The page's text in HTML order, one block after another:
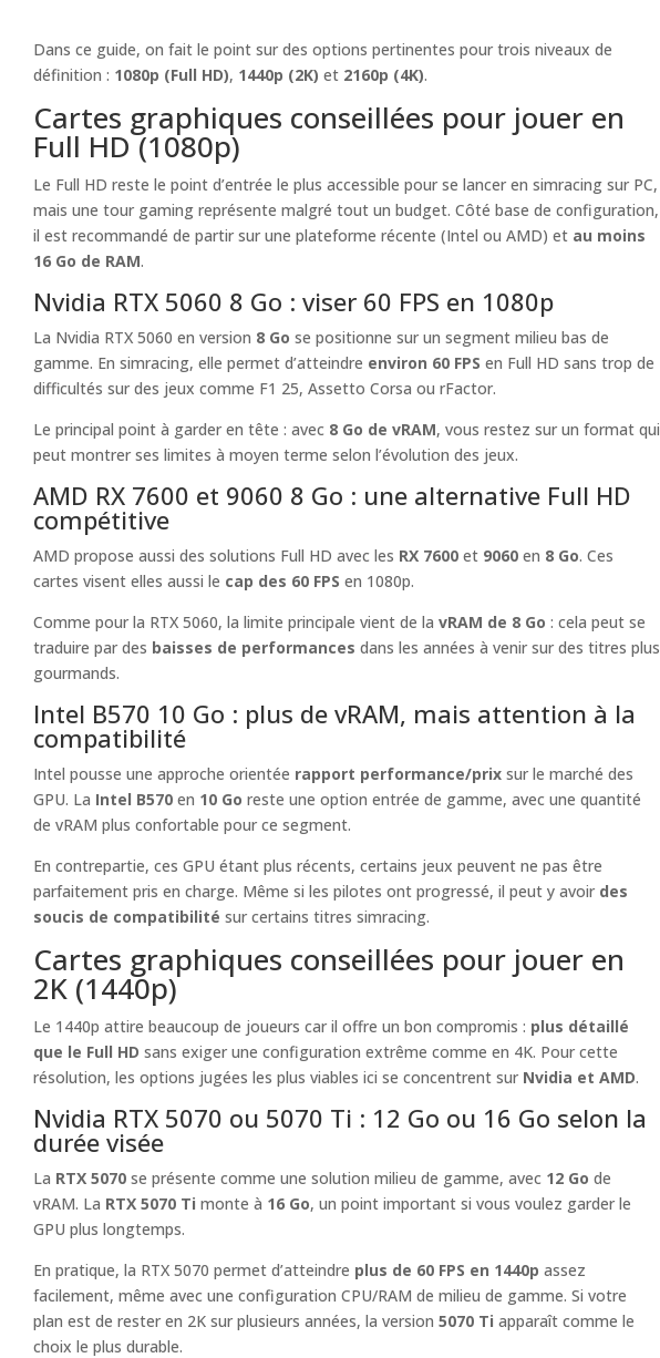
Dans ce guide, on fait le point sur des options pertinentes pour trois niveaux de
définition : 1080p (Full HD), 1440p (2K) et 2160p (4K).
Cartes graphiques conseillées pour jouer en
Full HD (1080p)
Le Full HD reste le point d’entrée le plus accessible pour se lancer en simracing sur PC,
mais une tour gaming représente malgré tout un budget. Côté base de configuration,
il est recommandé de partir sur une plateforme récente (Intel ou AMD) et au moins
16 Go de RAM.
Nvidia RTX 5060 8 Go : viser 60 FPS en 1080p
La Nvidia RTX 5060 en version 8 Go se positionne sur un segment milieu bas de
gamme. En simracing, elle permet d’atteindre environ 60 FPS en Full HD sans trop de
difficultés sur des jeux comme F1 25, Assetto Corsa ou rFactor.
Le principal point à garder en tête : avec 8 Go de vRAM, vous restez sur un format qui
peut montrer ses limites à moyen terme selon l’évolution des jeux.
AMD RX 7600 et 9060 8 Go : une alternative Full HD
compétitive
AMD propose aussi des solutions Full HD avec les RX 7600et 9060en 8 Go. Ces
cartes visent elles aussi le cap des 60 FPS en 1080p.
Comme pour la RTX 5060, la limite principale vient de la vRAM de 8 Go : cela peut se
traduire par des baisses de performances dans les années à venir sur des titres plus
gourmands.
Intel B570 10 Go : plus de vRAM, mais attention à la
compatibilité
Intel pousse une approche orientée rapport performance/prixsur le marché des
GPU. La Intel B570en 10 Go reste une option entrée de gamme, avec une quantité
de vRAM plus confortable pour ce segment.
En contrepartie, ces GPU étant plus récents, certains jeux peuvent ne pas être
parfaitement pris en charge. Même si les pilotes ont progressé, il peut y avoir des
soucis de compatibilité sur certains titres simracing.
Cartes graphiques conseillées pour jouer en
2K (1440p)
Le 1440p attire beaucoup de joueurs car il offre un bon compromis : plus détaillé
que le Full HD sans exiger une configuration extrême comme en 4K. Pour cette
résolution, les options jugées les plus viables ici se concentrent sur Nvidia et AMD.
Nvidia RTX 5070 ou 5070 Ti : 12 Go ou 16 Go selon la
durée visée
La RTX 5070se présente comme une solution milieu de gamme, avec 12 Go de
vRAM. La RTX 5070 Ti monte à 16 Go, un point important si vous voulez garder le
GPU plus longtemps.
En pratique, la RTX 5070 permet d’atteindre plus de 60 FPS en 1440p assez
facilement, même avec une configuration CPU/RAM de milieu de gamme. Si votre
plan est de rester en 2K sur plusieurs années, la version 5070 Ti apparaît comme le
choix le plus durable.